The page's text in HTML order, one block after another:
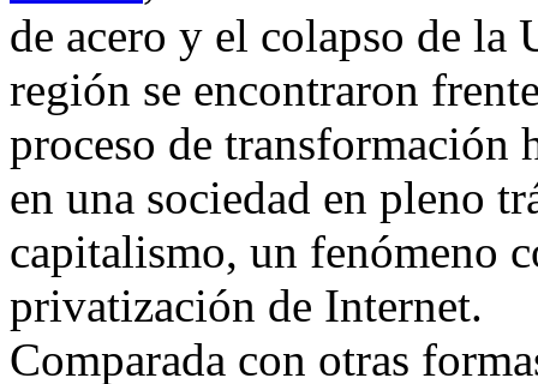
de acero y el colapso de la
región se encontraron
proceso de transformación
en una sociedad en pleno
capitalismo, un fenómeno
privatización de Internet.
Comparada con otras